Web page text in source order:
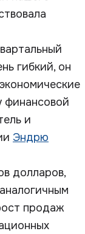
гибкий, он
финансовой
и
Эндрю
долларов,
продаж